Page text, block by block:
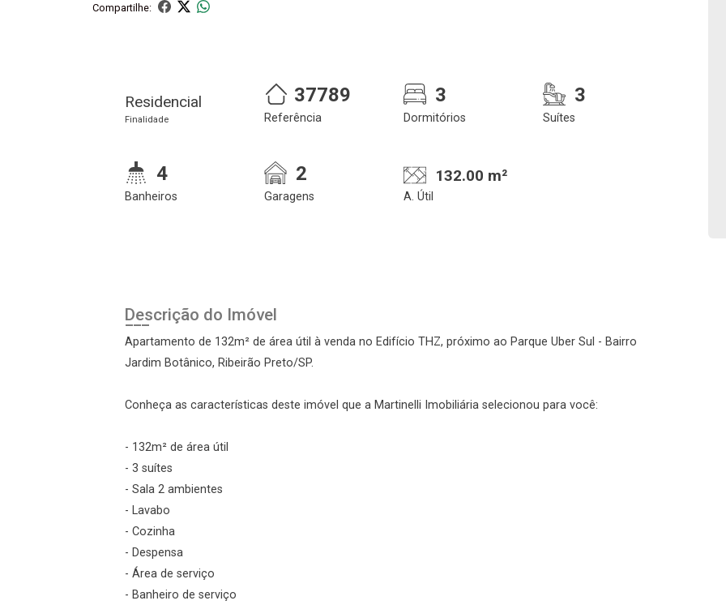
Compartilhe:
Residencial
Finalidade
37789
Referência
3
Dormitórios
3
Suítes
4
Banheiros
2
Garagens
132.00 m²
A. Útil
Descrição do Imóvel
Apartamento de 132m² de área útil à venda no Edifício THZ, próximo ao Parque Uber Sul - Bairro
Jardim Botânico, Ribeirão Preto/SP.
Conheça as características deste imóvel que a Martinelli Imobiliária selecionou para você:
- 132m² de área útil
- 3 suítes
- Sala 2 ambientes
- Lavabo
- Cozinha
- Despensa
- Área de serviço
- Banheiro de serviço
Onde deseja encontrar
Confirmar dados da
Realize o login
Esqueci minha senha
Cadastre-se